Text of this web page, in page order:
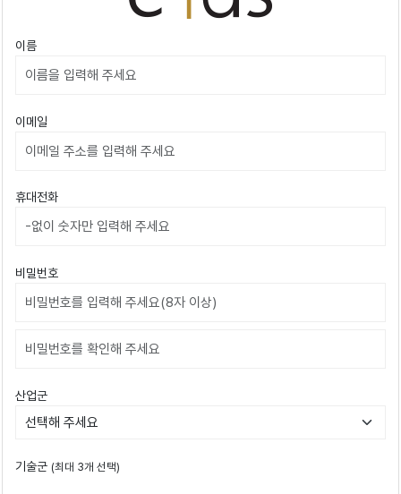
이름
이메일
휴대전화
비밀번호
비밀번호확인
산업군
기술군 (최대 3개 선택)